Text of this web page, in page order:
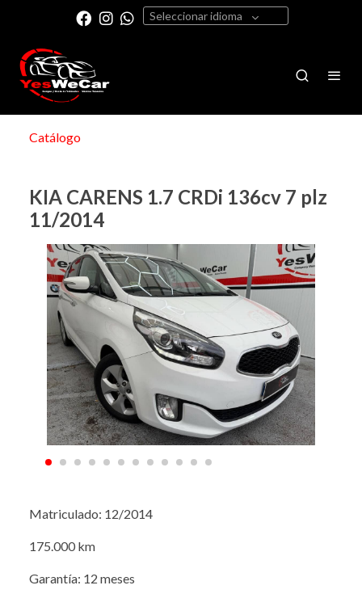
Seleccionar idioma
Catálogo
KIA CARENS 1.7 CRDi 136cv 7 plz
11/2014
Matriculado: 12/2014
175.000 km
Garantía: 12 meses